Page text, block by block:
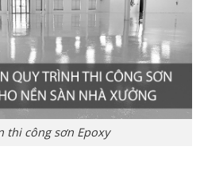
thi công sơn Epoxy